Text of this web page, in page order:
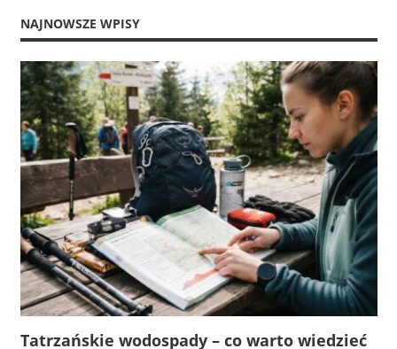
NAJNOWSZE WPISY
Tatrzańskie wodospady – co warto wiedzieć